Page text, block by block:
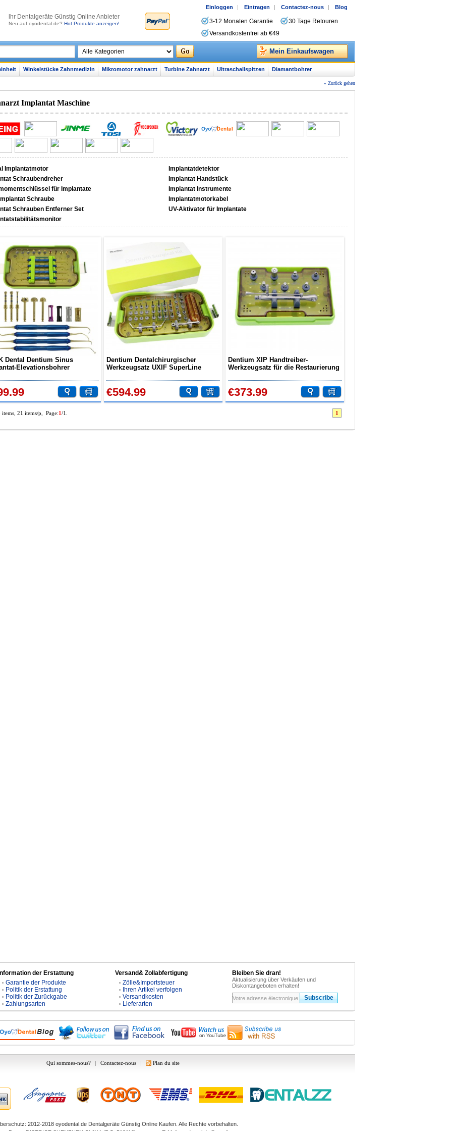
lhr Dentalgeräte Günstig Online Anbieter
Neu auf oyodental.de? Hot Produkte anzeigen!
Einloggen | Eintragen | Contactez-nous | Blog
3-12 Monaten Garantie
30 Tage Retouren
Versandkostenfrei ab €49
Mein Einkaufswagen
Winkelstücke Zahnmedizin Mikromotor zahnarzt Turbine Zahnarzt Ultraschallspitzen Diamantbohrer
« Zurück gehen
Implantat Maschine
Implantatmotor
Implantatdetektor
Schraubendreher
Implantat Handstück
für Implantate
Implantat Instrumente
Schraube
Implantatmotorkabel
Schrauben Entferner Set
UV-Aktivator für Implantate
Dental Dentium Sinus
Elevationsbohrer
Dentium Dentalchirurgischer
Werkzeugsatz UXIF SuperLine
€594.99
Dentium XIP Handtreiber-
Werkzeugsatz für die Restaurierung
Drehmomentschlüssel-Treibern
€373.99
1
items, 21 items/p, Page:1/1.
Information der Erstattung
Garantie der Produkte
Politik der Erstattung
Politik der Zurückgabe
Zahlungsarten
Versand& Zollabfertigung
Zölle&Importsteuer
Ihren Artikel verfolgen
Versandkosten
Lieferarten
Bleiben Sie dran!
Aktualisierung über Verkäufen und
Diskontangeboten erhalten!
Qui sommes-nous? | Contactez-nous | Plan du site
2012-2018 oyodental.de Dentalgeräte Günstig Online Kaufen. Alle Rechte vorbehalten.